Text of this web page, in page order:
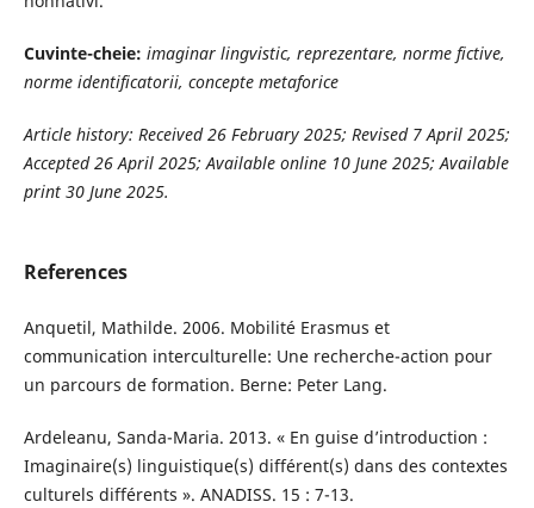
Cuvinte-cheie: imaginar lingvistic, reprezentare, norme fictive,
normeidentificatorii, concepte metaforice
Article history: Received 26 February 2025; Revised 7 April 2025;
Accepted 26 April 2025; Available online 10 June 2025; Available
print 30 June 2025.
References
Anquetil, Mathilde. 2006. Mobilité Erasmus et
communication interculturelle: Une recherche-action pour
un parcours de formation. Berne: Peter Lang.
Ardeleanu, Sanda-Maria. 2013. « En guise d’introduction :
Imaginaire(s) linguistique(s) différent(s) dans des contextes
culturels différents ». ANADISS. 15 : 7-13.